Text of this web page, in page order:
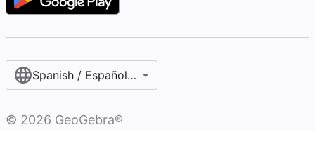
Spanish / Español (internacional)
© 2026 GeoGebra®